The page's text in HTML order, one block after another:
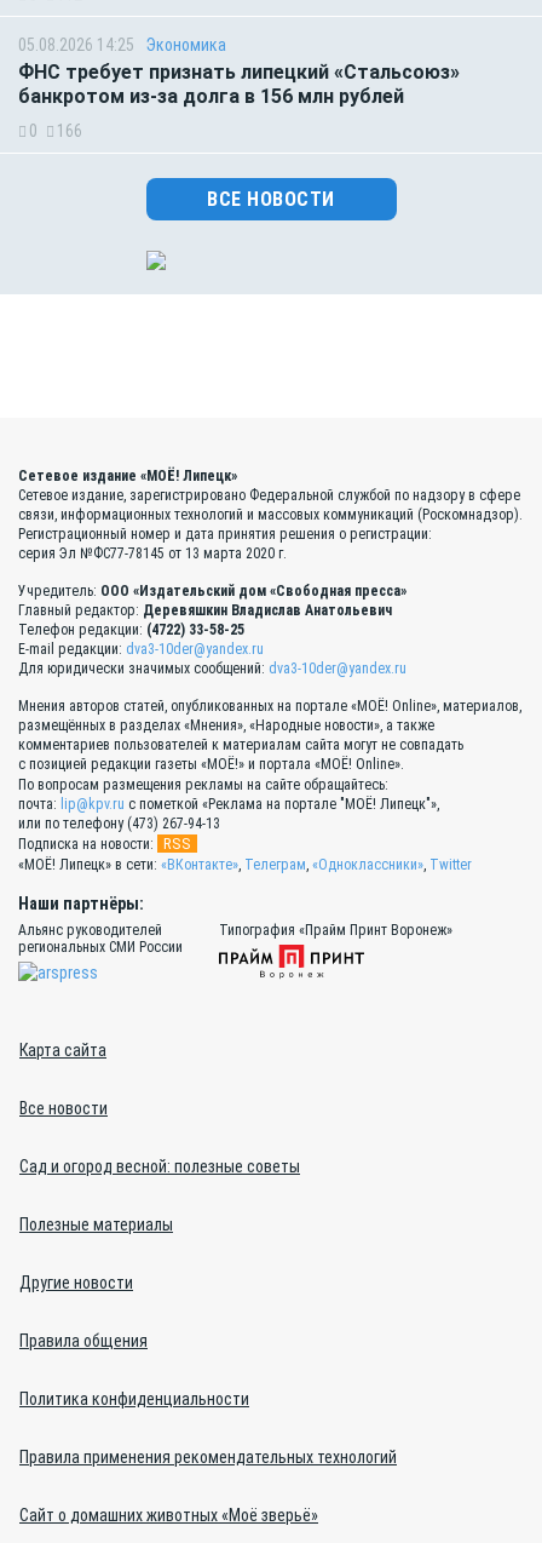
05.08.2026 14:25 Экономика
ФНС требует признать липецкий «Стальсоюз»
банкротом из-за долга в 156 млн рублей
0 166
ВСЕ НОВОСТИ
Сетевое издание «МОЁ! Липецк»
Сетевое издание, зарегистрировано Федеральной службой по надзору в сфере
связи, информационных технологий и массовых коммуникаций (Роскомнадзор).
Регистрационный номер и дата принятия решения о регистрации:
серия Эл №ФС77-78145 от 13 марта 2020 г.
Учредитель: ООО «Издательский дом «Свободная пресса»
Главный редактор: Деревяшкин Владислав Анатольевич
Телефон редакции: (4722) 33-58-25
E-mail редакции: dva3-10der@yandex.ru
Для юридически значимых сообщений: dva3-10der@yandex.ru
Мнения авторов статей, опубликованных на портале «МОЁ! Online», материалов,
размещённых в разделах «Мнения», «Народные новости», а также
комментариев пользователей к материалам сайта могут не совпадать
с позицией редакции газеты «МОЁ!» и портала «МОЁ! Online».
По вопросам размещения рекламы на сайте обращайтесь:
почта: lip@kpv.ru с пометкой «Реклама на портале "МОЁ! Липецк"»,
или по телефону (473) 267-94-13
Подписка на новости:
RSS
«МОЁ! Липецк» в сети: «ВКонтакте» Телеграм «Одноклассники» Twitter
Наши партнёры:
Альянс руководителей
региональных СМИ России
Типография «Прайм Принт Воронеж»
Карта сайта
Все новости
Сад и огород весной: полезные советы
Полезные материалы
Другие новости
Правила общения
Политика конфиденциальности
Правила применения рекомендательных технологий
Сайт о домашних животных «Моё зверьё»